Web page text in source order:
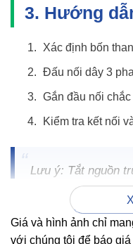
3. Hướng
Xác định bốn
Đấu nối dây 3
Gắn đầu nối
Kiểm tra kết nối
Lưu ý: Tắt nguồn
an toàn tuyệt đối.
Giá và hình ảnh chỉ
với chúng tôi để báo